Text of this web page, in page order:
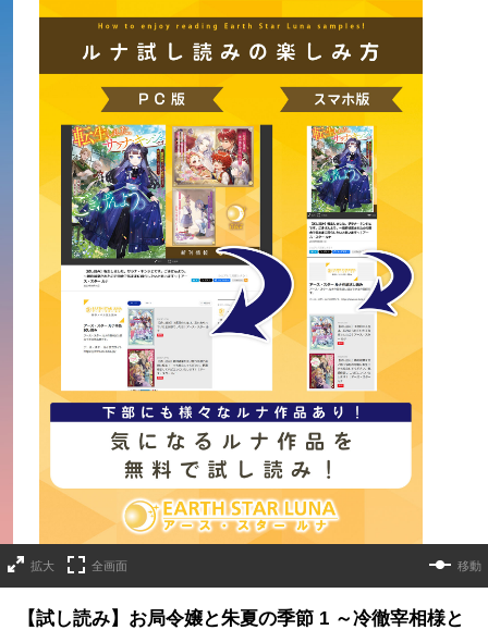
拡大 全画面 移動
【試し読み】お局令嬢と朱夏の季節 1 ～冷徹宰相様と